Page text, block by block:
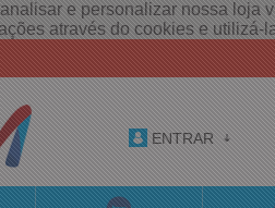
e personalizar nossa loja
através do cookies e
ENTRAR